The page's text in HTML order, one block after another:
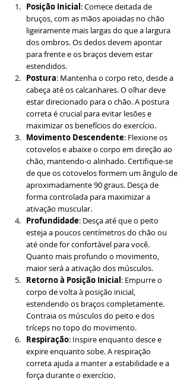
Posição Inicial: Comece deitada de
bruços, com as mãos apoiadas no chão
ligeiramente mais largas do que a largura
dos ombros. Os dedos devem apontar
para frente e os braços devem estar
estendidos.
Postura: Mantenha o corpo reto, desde a
cabeça até os calcanhares. O olhar deve
estar direcionado para o chão. A postura
correta é crucial para evitar lesões e
maximizar os benefícios do exercício.
Movimento Descendente: Flexione os
cotovelos e abaixe o corpo em direção ao
chão, mantendo-o alinhado. Certifique-se
de que os cotovelos formem um ângulo de
aproximadamente 90 graus. Desça de
forma controlada para maximizar a
ativação muscular.
Profundidade: Desça até que o peito
esteja a poucos centímetros do chão ou
até onde for confortável para você.
Quanto mais profundo o movimento,
maior será a ativação dos músculos.
Retorno à Posição Inicial: Empurre o
corpo de volta à posição inicial,
estendendo os braços completamente.
Contraia os músculos do peito e dos
tríceps no topo do movimento.
Respiração: Inspire enquanto desce e
expire enquanto sobe. A respiração
correta ajuda a manter a estabilidade e a
força durante o exercício.